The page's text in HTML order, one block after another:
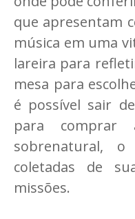
que apresentam
música em uma
lareira para
mesa para
é possível sair
para
sobrenatural,
coletadas de
missões.